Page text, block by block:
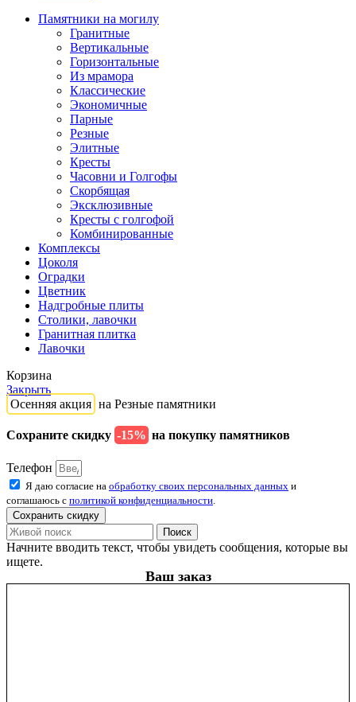
Памятники на могилу
Гранитные
Вертикальные
Горизонтальные
Из мрамора
Классические
Экономичные
Парные
Резные
Элитные
Кресты
Часовни и Голгофы
Скорбящая
Эксклюзивные
Кресты с голгофой
Комбинированные
Комплексы
Цоколя
Оградки
Цветник
Надгробные плиты
Столики, лавочки
Гранитная плитка
Лавочки
Корзина
Закрыть
Осенняя акция на Резные памятники
Сохраните скидку -15% на покупку памятников
Телефон
Я даю согласие на обработку своих персональных данных и
соглашаюсь с политикой конфиденциальности
Сохранить скидку
Поиск
Начните вводить текст, чтобы увидеть сообщения, которые вы
ищете.
Ваш заказ